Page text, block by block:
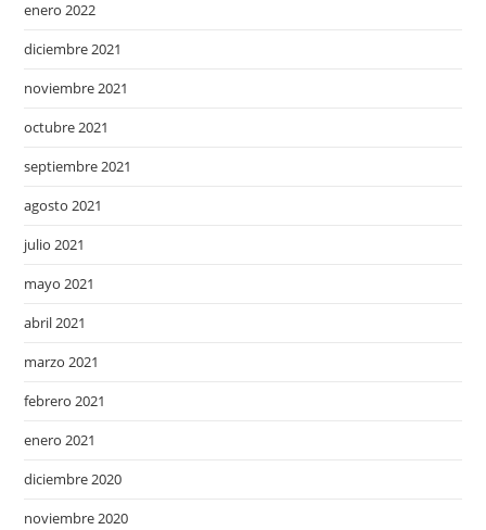
enero 2022
diciembre 2021
noviembre 2021
octubre 2021
septiembre 2021
agosto 2021
julio 2021
mayo 2021
abril 2021
marzo 2021
febrero 2021
enero 2021
diciembre 2020
noviembre 2020